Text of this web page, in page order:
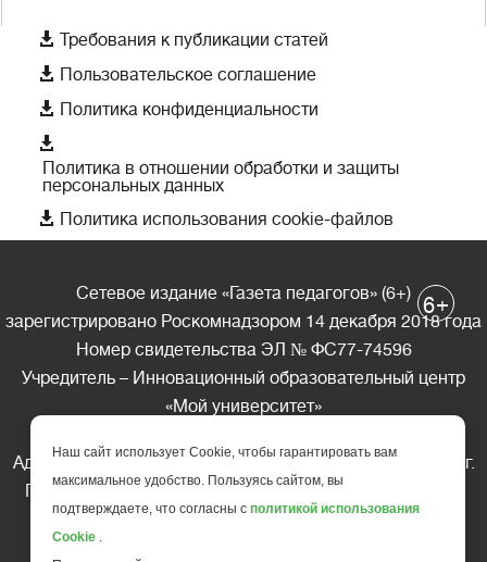
 Требования к публикации статей
 Пользовательское соглашение
 Политика конфиденциальности

Политика в отношении обработки и защиты
персональных данных
 Политика использования cookie-файлов
Сетевое издание «Газета педагогов» (6+)
зарегистрировано Роскомнадзором 14 декабря 2018 года
Номер свидетельства ЭЛ № ФС77-74596
Учредитель – Инновационный образовательный центр
«Мой университет»
Адрес редакции: 185035 Россия, Республика Карелия, г.
Петрозаводск, ул. Фридриха Энгельса д.10, офис 211
Телефон редакции: +7 (499) 685-10-45
6+
Наш сайт использует Cookie, чтобы гарантировать вам
максимальное удобство. Пользуясь сайтом, вы
подтверждаете, что согласны с политикой использования
Cookie .